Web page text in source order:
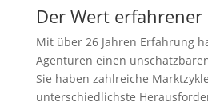
Der Wert
Mit über 26 Jahren Erfahrung
Agenturen einen
Sie haben zahlreiche
unterschiedlichste